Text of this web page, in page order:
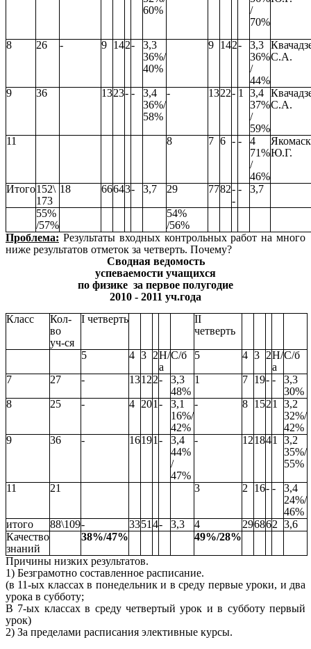
60%
/
70%
8 26 - 9 142-
3,3
36%/
40%
9 142-
3,3
36%
/
44%
С.А.
9 36 1323- -
3,4
36%/
58%
- 1322- 1
3,4
37%
/
59%
С.А.
11 8 7 6 - -
4
71%
/
46%
Ю.Г.
Итого152\
173
18 66643- 3,7 29 7782-
-
- 3,7
55%
/57%
54%
/56%
Проблема: Результаты входных контрольных работ на много
ниже результатов отметок за четверть. Почему?
Сводная ведомость
успеваемости учащихся
по физике за первое полугодие
2010 - 2011 уч.года
Класс
Кол-
во
уч-ся
I четверть
II
четверть
5 4 3 2Н/
а
С/б 5 4 3 2Н/
а
С/б
7 27 - 13122-
3,3
48%
1 7 19- -
3,3
30%
8
25 - 4 201-
3,1
16%/
42%
- 8 1521 3,2
32%/
42%
9
36 - 16191-
3,4
44%
/
47%
- 121841 3,2
35%/
55%
11 21 3 2 16- -
3,4
24%/
46%
итого
88\109- 33514- 3,3 4 296862 3,6
Качество
знаний
38%/47% 49%/28%
Причины низких результатов.
1) Безграмотно составленное расписание.
(в 11-ых классах в понедельник и в среду первые уроки, и два
урока в субботу;
В 7-ых классах в среду четвертый урок и в субботу первый
урок)
2) За пределами расписания элективные курсы.